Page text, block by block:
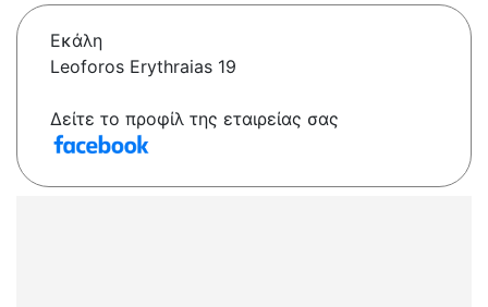
Εκάλη
Leoforos Erythraias 19
Δείτε το προφίλ της εταιρείας σας